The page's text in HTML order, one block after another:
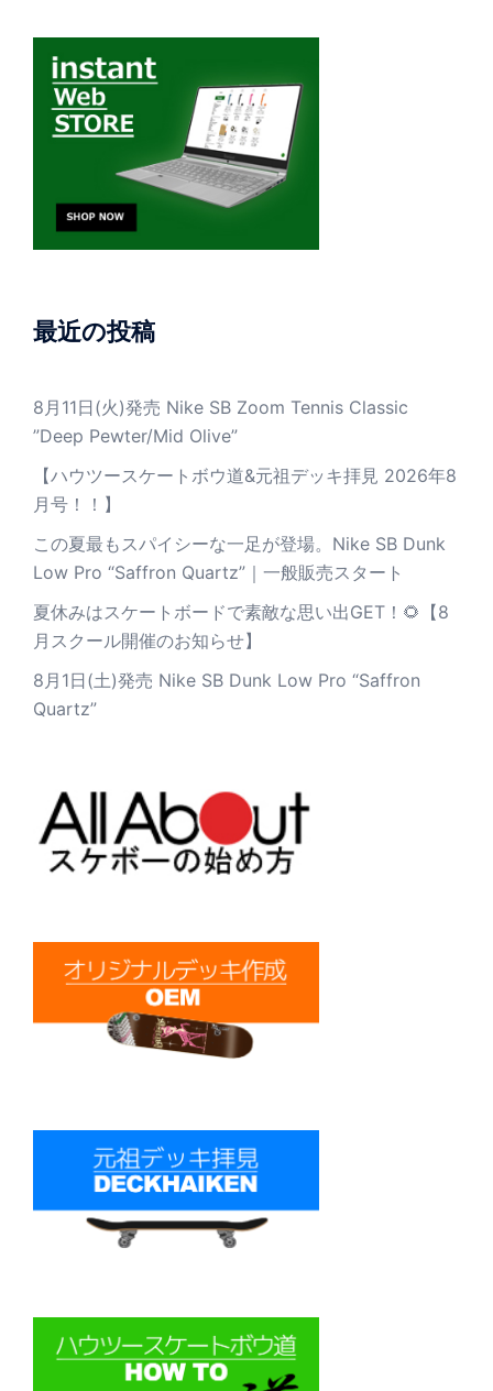
最近の投稿
8月11日(火)発売 Nike SB Zoom Tennis Classic
”Deep Pewter/Mid Olive”
【ハウツースケートボウ道&元祖デッキ拝見 2026年8
月号！！】
この夏最もスパイシーな一足が登場。Nike SB Dunk
Low Pro “Saffron Quartz”｜一般販売スタート
夏休みはスケートボードで素敵な思い出GET！🌻【8
月スクール開催のお知らせ】
8月1日(土)発売 Nike SB Dunk Low Pro “Saffron
Quartz”